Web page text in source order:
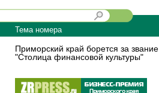
Тема номера
Приморский край борется за звание
"Столица финансовой культуры"